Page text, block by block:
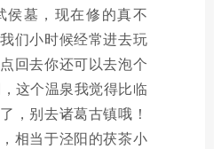
侯墓，现在修的真不
们小时候经常进去玩
回去你还可以去泡个
这个温泉我觉得比临
，别去诸葛古镇哦！
相当于泾阳的茯茶小